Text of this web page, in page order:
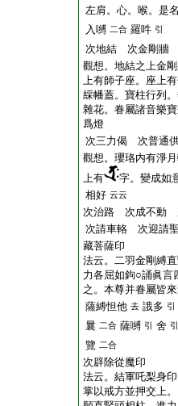
左肩。心。喉。是
入嚩 二合 羅吽 引
次地結 次金剛牆
觀想。地結之上金
上有師子座。座上
綵幡蓋。寶柱行列
雜花。眷屬諸音樂
爲燈
次三力偈 次普通
觀想。瓔珞内有淨
上有
字。變成如
相好 云云
次治路 次成不動
次請車輅 次迎請
藏菩薩印
法云。二羽金剛縛
力各屈如鉤○誦眞言
之。本尊并眷屬皆
薩縛怛他 去 誐多 引
曩 二合 薩嚩 引 舍 引
覽 二合
次辟除從魔印
法云。結軍吒梨身
掌以戒方並押交上